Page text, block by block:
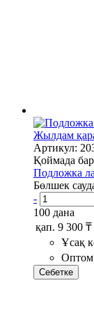
Жылдам
Артикул:
Қоймада бар
Подложка
Бөлшек
-
100 дана
қап. 9 300 ₸
Ұсақ
Оптом
Себетке